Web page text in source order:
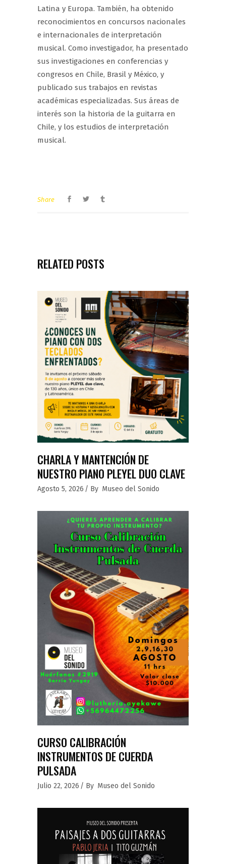
Latina y Europa. También, ha obtenido
reconocimientos en concursos nacionales
e internacionales de interpretación
musical. Como investigador, ha presentado
sus investigaciones en conferencias y
congresos en Chile, Brasil y México, y
publicado sus trabajos en revistas
académicas especializadas. Sus áreas de
interés son la historia de la guitarra en
Chile, y los estudios de interpretación
musical.
Share
RELATED POSTS
CHARLA Y MANTENCIÓN DE
NUESTRO PIANO PLEYEL DUO CLAVE
Agosto 5, 2026 By Museo del Sonido
CURSO CALIBRACIÓN
INSTRUMENTOS DE CUERDA
PULSADA
Julio 22, 2026 By Museo del Sonido